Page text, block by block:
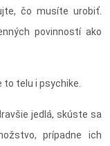
čo musíte urobiť.
povinností ako
telu i psychike.
jedlá, skúste sa
prípadne ich